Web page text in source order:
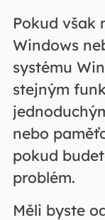
Pokud však
Windows
systému
stejným
nebo
pokud
problém.
Měli byste